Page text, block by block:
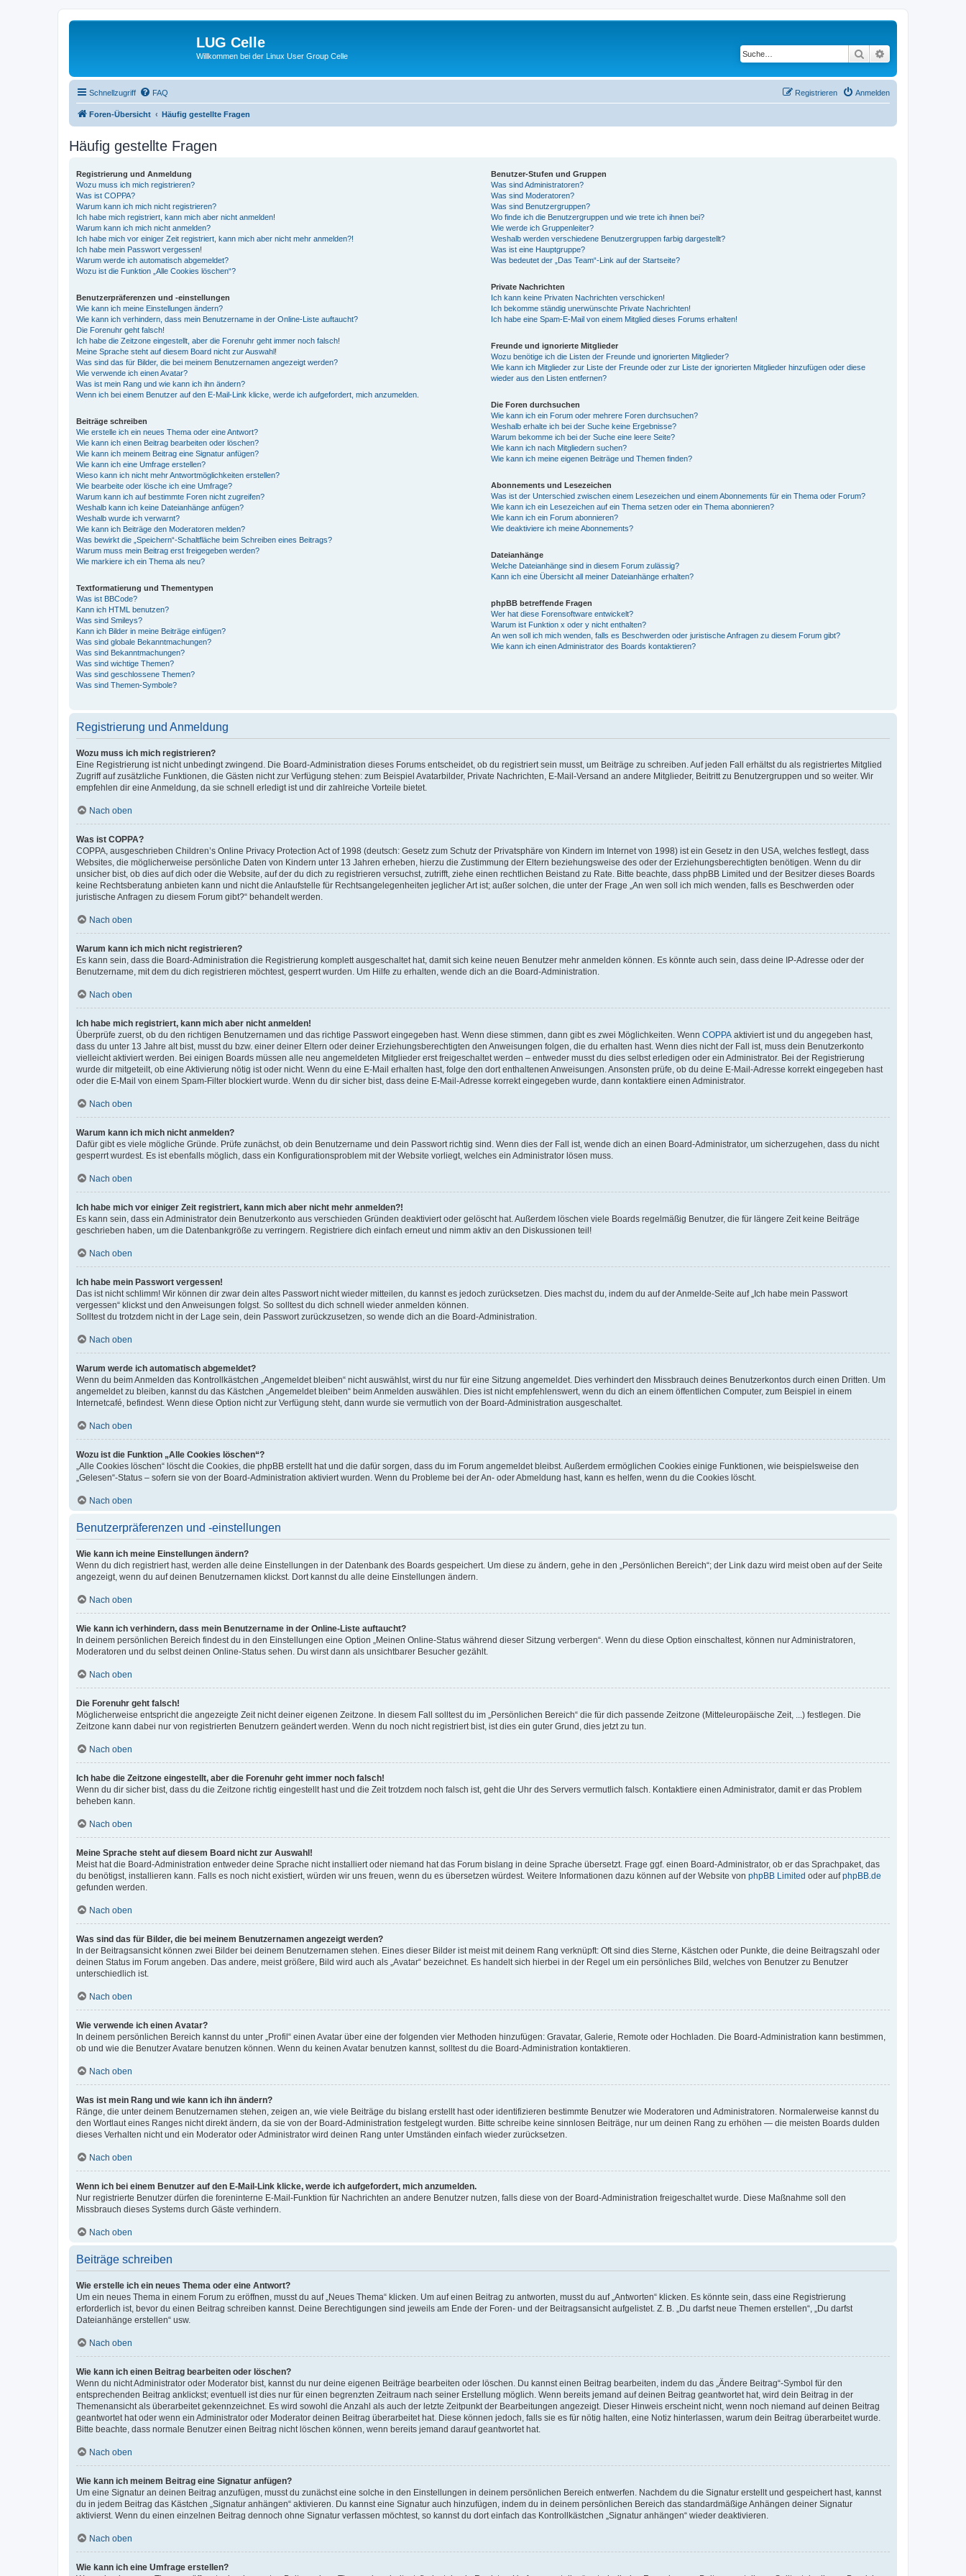
LUG Celle
Willkommen bei der Linux User Group Celle Suche
Schnellzugriff FAQ Anmelden
Registrieren
Foren-Übersicht Häufig gestellte Fragen
Häufig gestellte Fragen
Registrierung und Anmeldung
Wozu muss ich mich registrieren?
Was ist COPPA?
Warum kann ich mich nicht registrieren?
Ich habe mich registriert, kann mich aber nicht anmelden!
Warum kann ich mich nicht anmelden?
Ich habe mich vor einiger Zeit registriert, kann mich aber nicht mehr anmelden?!
Ich habe mein Passwort vergessen!
Warum werde ich automatisch abgemeldet?
Wozu ist die Funktion „Alle Cookies löschen“?
Benutzerpräferenzen und -einstellungen
Wie kann ich meine Einstellungen ändern?
Wie kann ich verhindern, dass mein Benutzername in der Online-Liste auftaucht?
Die Forenuhr geht falsch!
Ich habe die Zeitzone eingestellt, aber die Forenuhr geht immer noch falsch!
Meine Sprache steht auf diesem Board nicht zur Auswahl!
Was sind das für Bilder, die bei meinem Benutzernamen angezeigt werden?
Wie verwende ich einen Avatar?
Was ist mein Rang und wie kann ich ihn ändern?
Wenn ich bei einem Benutzer auf den E-Mail-Link klicke, werde ich aufgefordert, mich anzumelden.
Beiträge schreiben
Wie erstelle ich ein neues Thema oder eine Antwort?
Wie kann ich einen Beitrag bearbeiten oder löschen?
Wie kann ich meinem Beitrag eine Signatur anfügen?
Wie kann ich eine Umfrage erstellen?
Wieso kann ich nicht mehr Antwortmöglichkeiten erstellen?
Wie bearbeite oder lösche ich eine Umfrage?
Warum kann ich auf bestimmte Foren nicht zugreifen?
Weshalb kann ich keine Dateianhänge anfügen?
Weshalb wurde ich verwarnt?
Wie kann ich Beiträge den Moderatoren melden?
Was bewirkt die „Speichern“-Schaltfläche beim Schreiben eines Beitrags?
Warum muss mein Beitrag erst freigegeben werden?
Wie markiere ich ein Thema als neu?
Textformatierung und Thementypen
Was ist BBCode?
Kann ich HTML benutzen?
Was sind Smileys?
Kann ich Bilder in meine Beiträge einfügen?
Was sind globale Bekanntmachungen?
Was sind Bekanntmachungen?
Was sind wichtige Themen?
Was sind geschlossene Themen?
Was sind Themen-Symbole?
Benutzer-Stufen und Gruppen
Was sind Administratoren?
Was sind Moderatoren?
Was sind Benutzergruppen?
Wo finde ich die Benutzergruppen und wie trete ich ihnen bei?
Wie werde ich Gruppenleiter?
Weshalb werden verschiedene Benutzergruppen farbig dargestellt?
Was ist eine Hauptgruppe?
Was bedeutet der „Das Team“-Link auf der Startseite?
Private Nachrichten
Ich kann keine Privaten Nachrichten verschicken!
Ich bekomme ständig unerwünschte Private Nachrichten!
Ich habe eine Spam-E-Mail von einem Mitglied dieses Forums erhalten!
Freunde und ignorierte Mitglieder
Wozu benötige ich die Listen der Freunde und ignorierten Mitglieder?
Wie kann ich Mitglieder zur Liste der Freunde oder zur Liste der ignorierten Mitglieder hinzufügen oder diese
wieder aus den Listen entfernen?
Die Foren durchsuchen
Wie kann ich ein Forum oder mehrere Foren durchsuchen?
Weshalb erhalte ich bei der Suche keine Ergebnisse?
Warum bekomme ich bei der Suche eine leere Seite?
Wie kann ich nach Mitgliedern suchen?
Wie kann ich meine eigenen Beiträge und Themen finden?
Abonnements und Lesezeichen
Was ist der Unterschied zwischen einem Lesezeichen und einem Abonnements für ein Thema oder Forum?
Wie kann ich ein Lesezeichen auf ein Thema setzen oder ein Thema abonnieren?
Wie kann ich ein Forum abonnieren?
Wie deaktiviere ich meine Abonnements?
Dateianhänge
Welche Dateianhänge sind in diesem Forum zulässig?
Kann ich eine Übersicht all meiner Dateianhänge erhalten?
phpBB betreffende Fragen
Wer hat diese Forensoftware entwickelt?
Warum ist Funktion x oder y nicht enthalten?
An wen soll ich mich wenden, falls es Beschwerden oder juristische Anfragen zu diesem Forum gibt?
Wie kann ich einen Administrator des Boards kontaktieren?
Registrierung und Anmeldung
Wozu muss ich mich registrieren?
Eine Registrierung ist nicht unbedingt zwingend. Die Board-Administration dieses Forums entscheidet, ob du registriert sein musst, um Beiträge zu schreiben. Auf jeden Fall erhältst du als registriertes Mitglied
Zugriff auf zusätzliche Funktionen, die Gästen nicht zur Verfügung stehen: zum Beispiel Avatarbilder, Private Nachrichten, E-Mail-Versand an andere Mitglieder, Beitritt zu Benutzergruppen und so weiter. Wir
empfehlen dir eine Anmeldung, da sie schnell erledigt ist und dir zahlreiche Vorteile bietet.
Nach oben
Was ist COPPA?
COPPA, ausgeschrieben Children’s Online Privacy Protection Act of 1998 (deutsch: Gesetz zum Schutz der Privatsphäre von Kindern im Internet von 1998) ist ein Gesetz in den USA, welches festlegt, dass
Websites, die möglicherweise persönliche Daten von Kindern unter 13 Jahren erheben, hierzu die Zustimmung der Eltern beziehungsweise des oder der Erziehungsberechtigten benötigen. Wenn du dir
unsicher bist, ob dies auf dich oder die Website, auf der du dich zu registrieren versuchst, zutrifft, ziehe einen rechtlichen Beistand zu Rate. Bitte beachte, dass phpBB Limited und der Besitzer dieses Boards
keine Rechtsberatung anbieten kann und nicht die Anlaufstelle für Rechtsangelegenheiten jeglicher Art ist; außer solchen, die unter der Frage „An wen soll ich mich wenden, falls es Beschwerden oder
juristische Anfragen zu diesem Forum gibt?“ behandelt werden.
Nach oben
Warum kann ich mich nicht registrieren?
Es kann sein, dass die Board-Administration die Registrierung komplett ausgeschaltet hat, damit sich keine neuen Benutzer mehr anmelden können. Es könnte auch sein, dass deine IP-Adresse oder der
Benutzername, mit dem du dich registrieren möchtest, gesperrt wurden. Um Hilfe zu erhalten, wende dich an die Board-Administration.
Nach oben
Ich habe mich registriert, kann mich aber nicht anmelden!
Überprüfe zuerst, ob du den richtigen Benutzernamen und das richtige Passwort eingegeben hast. Wenn diese stimmen, dann gibt es zwei Möglichkeiten. Wenn COPPA aktiviert ist und du angegeben hast,
dass du unter 13 Jahre alt bist, musst du bzw. einer deiner Eltern oder deiner Erziehungsberechtigten den Anweisungen folgen, die du erhalten hast. Wenn dies nicht der Fall ist, muss dein Benutzerkonto
vielleicht aktiviert werden. Bei einigen Boards müssen alle neu angemeldeten Mitglieder erst freigeschaltet werden – entweder musst du dies selbst erledigen oder ein Administrator. Bei der Registrierung
wurde dir mitgeteilt, ob eine Aktivierung nötig ist oder nicht. Wenn du eine E-Mail erhalten hast, folge den dort enthaltenen Anweisungen. Ansonsten prüfe, ob du deine E-Mail-Adresse korrekt eingegeben hast
oder die E-Mail von einem Spam-Filter blockiert wurde. Wenn du dir sicher bist, dass deine E-Mail-Adresse korrekt eingegeben wurde, dann kontaktiere einen Administrator.
Nach oben
Warum kann ich mich nicht anmelden?
Dafür gibt es viele mögliche Gründe. Prüfe zunächst, ob dein Benutzername und dein Passwort richtig sind. Wenn dies der Fall ist, wende dich an einen Board-Administrator, um sicherzugehen, dass du nicht
gesperrt wurdest. Es ist ebenfalls möglich, dass ein Konfigurationsproblem mit der Website vorliegt, welches ein Administrator lösen muss.
Nach oben
Ich habe mich vor einiger Zeit registriert, kann mich aber nicht mehr anmelden?!
Es kann sein, dass ein Administrator dein Benutzerkonto aus verschieden Gründen deaktiviert oder gelöscht hat. Außerdem löschen viele Boards regelmäßig Benutzer, die für längere Zeit keine Beiträge
geschrieben haben, um die Datenbankgröße zu verringern. Registriere dich einfach erneut und nimm aktiv an den Diskussionen teil!
Nach oben
Ich habe mein Passwort vergessen!
Das ist nicht schlimm! Wir können dir zwar dein altes Passwort nicht wieder mitteilen, du kannst es jedoch zurücksetzen. Dies machst du, indem du auf der Anmelde-Seite auf „Ich habe mein Passwort
vergessen“ klickst und den Anweisungen folgst. So solltest du dich schnell wieder anmelden können.
Solltest du trotzdem nicht in der Lage sein, dein Passwort zurückzusetzen, so wende dich an die Board-Administration.
Nach oben
Warum werde ich automatisch abgemeldet?
Wenn du beim Anmelden das Kontrollkästchen „Angemeldet bleiben“ nicht auswählst, wirst du nur für eine Sitzung angemeldet. Dies verhindert den Missbrauch deines Benutzerkontos durch einen Dritten. Um
angemeldet zu bleiben, kannst du das Kästchen „Angemeldet bleiben“ beim Anmelden auswählen. Dies ist nicht empfehlenswert, wenn du dich an einem öffentlichen Computer, zum Beispiel in einem
Internetcafé, befindest. Wenn diese Option nicht zur Verfügung steht, dann wurde sie vermutlich von der Board-Administration ausgeschaltet.
Nach oben
Wozu ist die Funktion „Alle Cookies löschen“?
„Alle Cookies löschen“ löscht die Cookies, die phpBB erstellt hat und die dafür sorgen, dass du im Forum angemeldet bleibst. Außerdem ermöglichen Cookies einige Funktionen, wie beispielsweise den
„Gelesen“-Status – sofern sie von der Board-Administration aktiviert wurden. Wenn du Probleme bei der An- oder Abmeldung hast, kann es helfen, wenn du die Cookies löscht.
Nach oben
Benutzerpräferenzen und -einstellungen
Wie kann ich meine Einstellungen ändern?
Wenn du dich registriert hast, werden alle deine Einstellungen in der Datenbank des Boards gespeichert. Um diese zu ändern, gehe in den „Persönlichen Bereich“; der Link dazu wird meist oben auf der Seite
angezeigt, wenn du auf deinen Benutzernamen klickst. Dort kannst du alle deine Einstellungen ändern.
Nach oben
Wie kann ich verhindern, dass mein Benutzername in der Online-Liste auftaucht?
In deinem persönlichen Bereich findest du in den Einstellungen eine Option „Meinen Online-Status während dieser Sitzung verbergen“. Wenn du diese Option einschaltest, können nur Administratoren,
Moderatoren und du selbst deinen Online-Status sehen. Du wirst dann als unsichtbarer Besucher gezählt.
Nach oben
Die Forenuhr geht falsch!
Möglicherweise entspricht die angezeigte Zeit nicht deiner eigenen Zeitzone. In diesem Fall solltest du im „Persönlichen Bereich“ die für dich passende Zeitzone (Mitteleuropäische Zeit, ...) festlegen. Die
Zeitzone kann dabei nur von registrierten Benutzern geändert werden. Wenn du noch nicht registriert bist, ist dies ein guter Grund, dies jetzt zu tun.
Nach oben
Ich habe die Zeitzone eingestellt, aber die Forenuhr geht immer noch falsch!
Wenn du dir sicher bist, dass du die Zeitzone richtig eingestellt hast und die Zeit trotzdem noch falsch ist, geht die Uhr des Servers vermutlich falsch. Kontaktiere einen Administrator, damit er das Problem
beheben kann.
Nach oben
Meine Sprache steht auf diesem Board nicht zur Auswahl!
Meist hat die Board-Administration entweder deine Sprache nicht installiert oder niemand hat das Forum bislang in deine Sprache übersetzt. Frage ggf. einen Board-Administrator, ob er das Sprachpaket, das
du benötigst, installieren kann. Falls es noch nicht existiert, würden wir uns freuen, wenn du es übersetzen würdest. Weitere Informationen dazu können auf der Website von phpBB Limited oder aufphpBB.de
gefunden werden.
Nach oben
Was sind das für Bilder, die bei meinem Benutzernamen angezeigt werden?
In der Beitragsansicht können zwei Bilder bei deinem Benutzernamen stehen. Eines dieser Bilder ist meist mit deinem Rang verknüpft: Oft sind dies Sterne, Kästchen oder Punkte, die deine Beitragszahl oder
deinen Status im Forum angeben. Das andere, meist größere, Bild wird auch als „Avatar“ bezeichnet. Es handelt sich hierbei in der Regel um ein persönliches Bild, welches von Benutzer zu Benutzer
unterschiedlich ist.
Nach oben
Wie verwende ich einen Avatar?
In deinem persönlichen Bereich kannst du unter „Profil“ einen Avatar über eine der folgenden vier Methoden hinzufügen: Gravatar, Galerie, Remote oder Hochladen. Die Board-Administration kann bestimmen,
ob und wie die Benutzer Avatare benutzen können. Wenn du keinen Avatar benutzen kannst, solltest du die Board-Administration kontaktieren.
Nach oben
Was ist mein Rang und wie kann ich ihn ändern?
Ränge, die unter deinem Benutzernamen stehen, zeigen an, wie viele Beiträge du bislang erstellt hast oder identifizieren bestimmte Benutzer wie Moderatoren und Administratoren. Normalerweise kannst du
den Wortlaut eines Ranges nicht direkt ändern, da sie von der Board-Administration festgelegt wurden. Bitte schreibe keine sinnlosen Beiträge, nur um deinen Rang zu erhöhen — die meisten Boards dulden
dieses Verhalten nicht und ein Moderator oder Administrator wird deinen Rang unter Umständen einfach wieder zurücksetzen.
Nach oben
Wenn ich bei einem Benutzer auf den E-Mail-Link klicke, werde ich aufgefordert, mich anzumelden.
Nur registrierte Benutzer dürfen die foreninterne E-Mail-Funktion für Nachrichten an andere Benutzer nutzen, falls diese von der Board-Administration freigeschaltet wurde. Diese Maßnahme soll den
Missbrauch dieses Systems durch Gäste verhindern.
Nach oben
Beiträge schreiben
Wie erstelle ich ein neues Thema oder eine Antwort?
Um ein neues Thema in einem Forum zu eröffnen, musst du auf „Neues Thema“ klicken. Um auf einen Beitrag zu antworten, musst du auf „Antworten“ klicken. Es könnte sein, dass eine Registrierung
erforderlich ist, bevor du einen Beitrag schreiben kannst. Deine Berechtigungen sind jeweils am Ende der Foren- und der Beitragsansicht aufgelistet. Z. B. „Du darfst neue Themen erstellen“, „Du darfst
Dateianhänge erstellen“ usw.
Nach oben
Wie kann ich einen Beitrag bearbeiten oder löschen?
Wenn du nicht Administrator oder Moderator bist, kannst du nur deine eigenen Beiträge bearbeiten oder löschen. Du kannst einen Beitrag bearbeiten, indem du das „Ändere Beitrag“-Symbol für den
entsprechenden Beitrag anklickst; eventuell ist dies nur für einen begrenzten Zeitraum nach seiner Erstellung möglich. Wenn bereits jemand auf deinen Beitrag geantwortet hat, wird dein Beitrag in der
Themenansicht als überarbeitet gekennzeichnet. Es wird sowohl die Anzahl als auch der letzte Zeitpunkt der Bearbeitungen angezeigt. Dieser Hinweis erscheint nicht, wenn noch niemand auf deinen Beitrag
geantwortet hat oder wenn ein Administrator oder Moderator deinen Beitrag überarbeitet hat. Diese können jedoch, falls sie es für nötig halten, eine Notiz hinterlassen, warum dein Beitrag überarbeitet wurde.
Bitte beachte, dass normale Benutzer einen Beitrag nicht löschen können, wenn bereits jemand darauf geantwortet hat.
Nach oben
Wie kann ich meinem Beitrag eine Signatur anfügen?
Um eine Signatur an deinen Beitrag anzufügen, musst du zunächst eine solche in den Einstellungen in deinem persönlichen Bereich entwerfen. Nachdem du die Signatur erstellt und gespeichert hast, kannst
du in jedem Beitrag das Kästchen „Signatur anhängen“ aktivieren. Du kannst eine Signatur auch hinzufügen, indem du in deinem persönlichen Bereich das standardmäßige Anhängen deiner Signatur
aktivierst. Wenn du einen einzelnen Beitrag dennoch ohne Signatur verfassen möchtest, so kannst du dort einfach das Kontrollkästchen „Signatur anhängen“ wieder deaktivieren.
Nach oben
Wie kann ich eine Umfrage erstellen?